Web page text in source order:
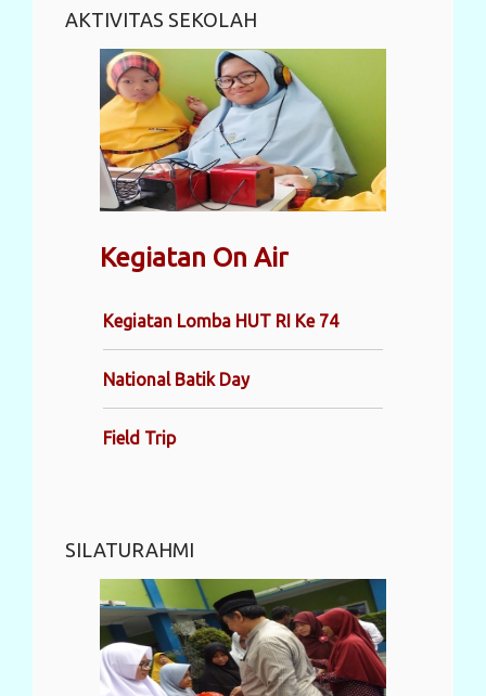
AKTIVITAS SEKOLAH
Kegiatan On Air
Kegiatan Lomba HUT RI Ke 74
National Batik Day
Field Trip
SILATURAHMI